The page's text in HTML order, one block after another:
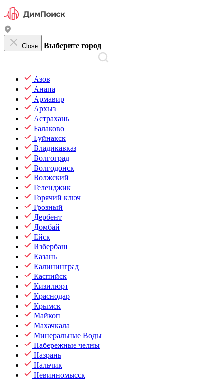
Close Выберите город
Азов
Анапа
Армавир
Архыз
Астрахань
Балаково
Буйнакск
Владикавказ
Волгоград
Волгодонск
Волжский
Геленджик
Горячий ключ
Грозный
Дербент
Домбай
Ейск
Избербаш
Казань
Калининград
Каспийск
Кизилюрт
Краснодар
Крымск
Майкоп
Махачкала
Минеральные Воды
Набережные челны
Назрань
Нальчик
Невинномысск